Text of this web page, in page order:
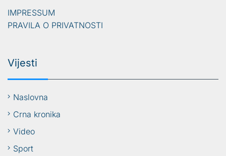
IMPRESSUM
PRAVILA O PRIVATNOSTI
Vijesti
Naslovna
Crna kronika
Video
Sport